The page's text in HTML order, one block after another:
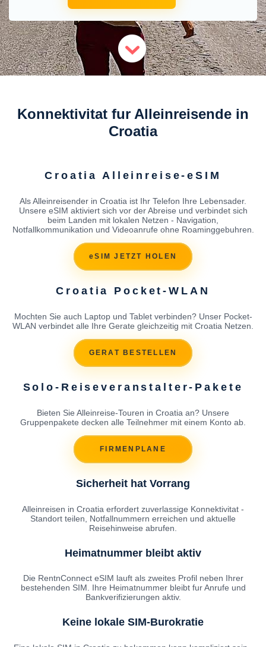
Konnektivitat fur Alleinreisende in
Croatia
Croatia Alleinreise-eSIM
Als Alleinreisender in Croatia ist Ihr Telefon Ihre Lebensader.
Unsere eSIM aktiviert sich vor der Abreise und verbindet sich
beim Landen mit lokalen Netzen - Navigation,
Notfallkommunikation und Videoanrufe ohne Roaminggebuhren.
eSIM JETZT HOLEN
Croatia Pocket-WLAN
Mochten Sie auch Laptop und Tablet verbinden? Unser Pocket-
WLAN verbindet alle Ihre Gerate gleichzeitig mit Croatia Netzen.
GERAT BESTELLEN
Solo-Reiseveranstalter-Pakete
Bieten Sie Alleinreise-Touren in Croatia an? Unsere
Gruppenpakete decken alle Teilnehmer mit einem Konto ab.
FIRMENPLANE
Sicherheit hat Vorrang
Alleinreisen in Croatia erfordert zuverlassige Konnektivitat -
Standort teilen, Notfallnummern erreichen und aktuelle
Reisehinweise abrufen.
Heimatnummer bleibt aktiv
Die RentnConnect eSIM lauft als zweites Profil neben Ihrer
bestehenden SIM. Ihre Heimatnummer bleibt fur Anrufe und
Bankverifizierungen aktiv.
Keine lokale SIM-Burokratie